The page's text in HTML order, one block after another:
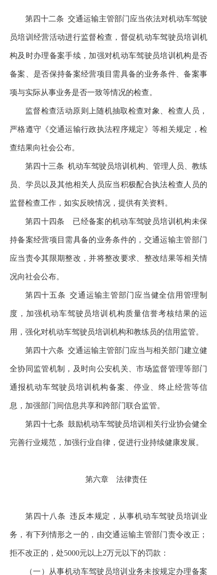
第四十二条 交通运输主管部门应当依法对机动车驾驶
员培训经营活动进行监督检查，督促机动车驾驶员培训机
构及时办理备案手续，加强对机动车驾驶员培训机构是否
备案、是否保持备案经营项目需具备的业务条件、备案事
项与实际从事业务是否一致等情况的检查。
监督检查活动原则上随机抽取检查对象、检查人员，
严格遵守《交通运输行政执法程序规定》等相关规定，检
查结果向社会公布。
第四十三条 机动车驾驶员培训机构、管理人员、教练
员、学员以及其他相关人员应当积极配合执法检查人员的
监督检查工作，如实反映情况，提供有关资料。
第四十四条 已经备案的机动车驾驶员培训机构未保
持备案经营项目需具备的业务条件的，交通运输主管部门
应当责令其限期整改，并将整改要求、整改结果等相关情
况向社会公布。
第四十五条 交通运输主管部门应当健全信用管理制
度，加强机动车驾驶员培训机构质量信誉考核结果的运
用，强化对机动车驾驶员培训机构和教练员的信用监管。
第四十六条 交通运输主管部门应当与相关部门建立健
全协同监管机制，及时向公安机关、市场监督管理等部门
通报机动车驾驶员培训机构备案、停业、终止经营等信
息，加强部门间信息共享和跨部门联合监管。
第四十七条 鼓励机动车驾驶员培训相关行业协会健全
完善行业规范，加强行业自律，促进行业持续健康发展。
第六章 法律责任
第四十八条 违反本规定，从事机动车驾驶员培训业
务，有下列情形之一的，由交通运输主管部门责令改正；
拒不改正的，处5000元以上2万元以下的罚款：
（一）从事机动车驾驶员培训业务未按规定办理备案